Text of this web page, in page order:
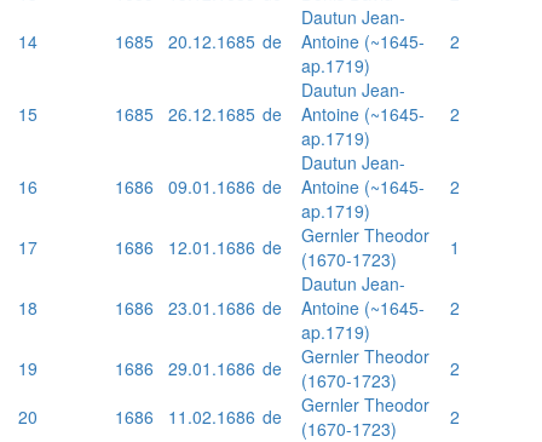
14
1685 20.12.1685 de
Dautun Jean-
Antoine (~1645-
ap.1719)
2
15 1685 26.12.1685 de
Dautun Jean-
Antoine (~1645-
ap.1719)
2
16 1686 09.01.1686 de
Dautun Jean-
Antoine (~1645-
ap.1719)
2
17 1686 12.01.1686 de
Gernler Theodor
(1670-1723)
1
18 1686 23.01.1686 de
Dautun Jean-
Antoine (~1645-
ap.1719)
2
19 1686 29.01.1686 de
Gernler Theodor
(1670-1723)
2
20
1686 11.02.1686 de
Gernler Theodor
(1670-1723)
2